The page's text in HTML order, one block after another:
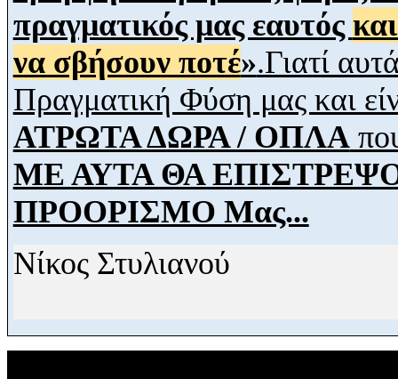
πραγματικός μας εαυτός
να σβήσουν ποτέ».Γιατί
Πραγματική Φύση μας και
ΑΤΡΩΤΑ ΔΩΡΑ / ΟΠΛΑ
ΜΕ ΑΥΤΑ ΘΑ
ΠΡΟΟΡΙΣΜΟ Μας...
Νίκος Στυλιανού